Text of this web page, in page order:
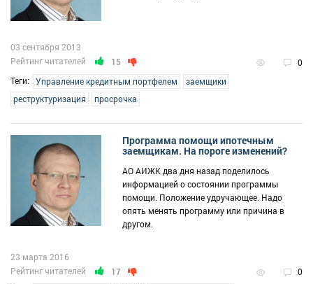
Рейтинг читателей 15 0
03 сентября 2013
Теги: Управление кредитным портфелем
заемщики
реструктуризация
просрочка
Программа помощи ипотечным
заемщикам. На пороге изменений?
АО АИЖК два дня назад поделилось
информацией о состоянии программы
помощи. Положение удручающее. Надо
опять менять программу или причина в
другом.
Рейтинг читателей 17 0
23 марта 2016